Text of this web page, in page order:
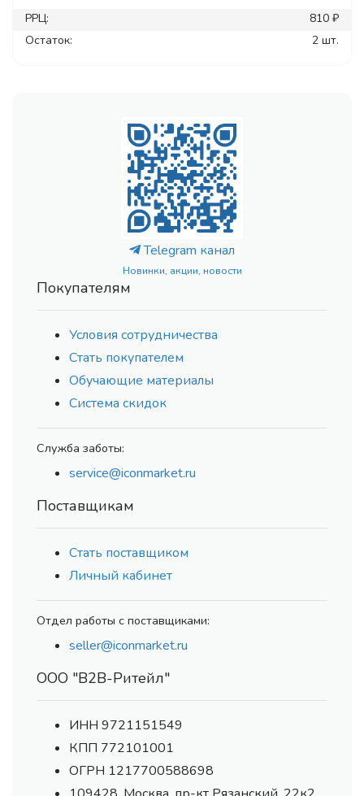
РРЦ:
810 ₽
Остаток:
2 шт.
Telegram канал
Новинки, акции, новости
Покупателям
Условия сотрудничества
Стать покупателем
Обучающие материалы
Система скидок
Служба заботы:
service@iconmarket.ru
Поставщикам
Стать поставщиком
Личный кабинет
Отдел работы с поставщиками:
seller@iconmarket.ru
ООО "В2В-Ритейл"
ИНН 9721151549
КПП 772101001
ОГРН 1217700588698